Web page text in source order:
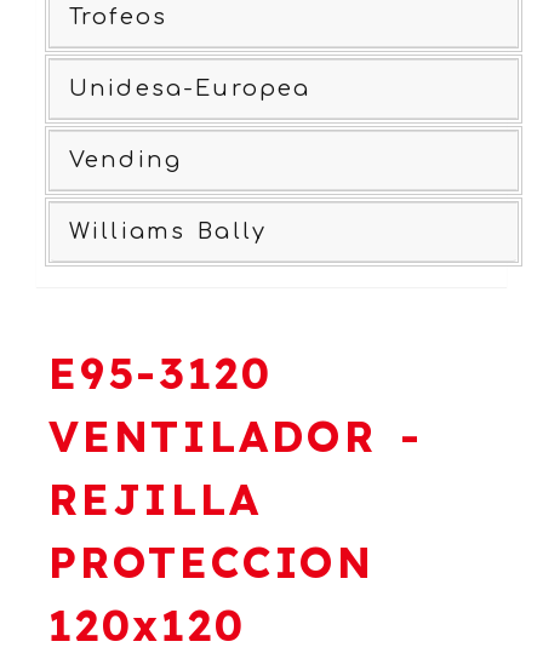
Trofeos
Unidesa-Europea
Vending
Williams Bally
E95-3120
VENTILADOR -
REJILLA
PROTECCION
120x120